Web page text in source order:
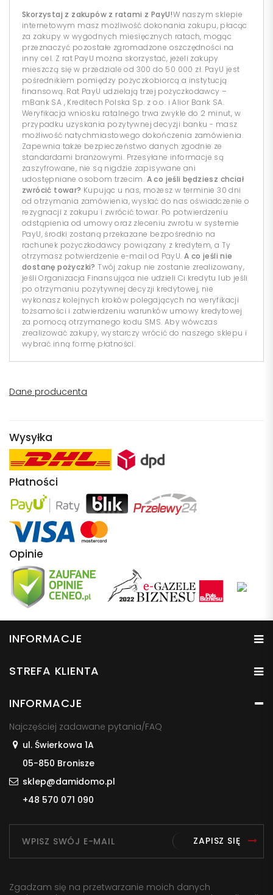
Skorzystaj z zakupów z ratami z PayU!W naszym sklepie
internetowym masz możliwość dokonania zakupu, płacąc
za zakupy w wygodnych miesięcznych ratach, mogąc
przeznaczyć pozostałe zgromadzone oszczędności na
inny cel. Z rat PayU można skorzystać, jeżeli zakupy
mieszczą się w przedziale od 300 do 50 000 zł. PayU jest
pośrednikiem pomiędzy pożyczkobiorcą a instytucją
finansową. Rat PayU udzielają trzej pożyczkodawcy –
mBank SA , Kreditech Polska Sp. z o.o. i Alior Bank SA.
Weryfikacja wniosku ratalnego trwa zwykle do 2 minut, w
przypadku uzyskania pozytywnej decyzji banku - masz
możliwość natychmiastowego dokończenia zamówienia.
Zapewnia także bezpieczeństwo danych zgodnie ze
standardami branżowymi. Przesyłane informacje są
zaszyfrowane, nie są nigdzie zapisywane ani
udostępniane osobom trzecim. A co jeśli będziesz chciał
zwrócić towar? Kupując u nas, możesz w terminie 30 dni
od otrzymania zamówienia, wysłać do nas oświadczenie o
rezygnacji z zakupu i zwrócić towar. Po potwierdzeniu
odstąpienia od umowy oraz zleceniu zwrotu w systemie
PayU, środki zostaną przekazane bezpośrednio na
rachunek pożyczkodawcy powiązany z kredytem, a Ty
otrzymasz potwierdzenie e-mail od PayU. A co jeśli nie
dostanę pożyczki? Twój zakup nie zostanie zrealizowany,
jeśli Organizacja Finansująca nie udzieli Ci kredytu lub jeśli
po otrzymaniu pozytywnej decyzji kredytowej, nie
wykonasz kolejnych kroków polegających na weryfikacji
tożsamości i zatwierdzeniu warunków umowy kredytowej
za pomocą otrzymanego kodu SMS. Aby wówczas
zrealizować zakupy, wystarczy wrócić do naszego sklepu i
wybrać inną formę płatności.
Dane producenta
Wysyłka
Płatności
Opinie
INFORMACJE
STREFA KLIENTA
INFORMACJE
Najczęściej zadawane pytania/FAQ
ul. Świerkowa 1A
05-850 Bronisze
sklep@damidomo.pl
+48 570 071 090
ZAPISZ SIĘ
Zgadzam się na przetwarzanie moich danych